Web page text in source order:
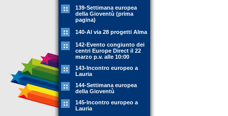
139-Settimana europea
della Gioventù (prima
pagina)
140-Al via 28 progetti Alma
142-Evento congiunto dei
centri Europe Direct il 22
marzo p.v. alle 10:00
143-Incontro europeo a
Lauria
144-Settimana europea
della Gioventù
145-Incontro europeo a
Lauria